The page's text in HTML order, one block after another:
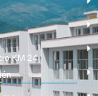
KM 24